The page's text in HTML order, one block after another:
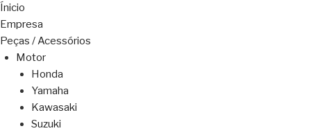
Ínicio
Empresa
Peças / Acessórios
Motor
Honda
Yamaha
Kawasaki
Suzuki